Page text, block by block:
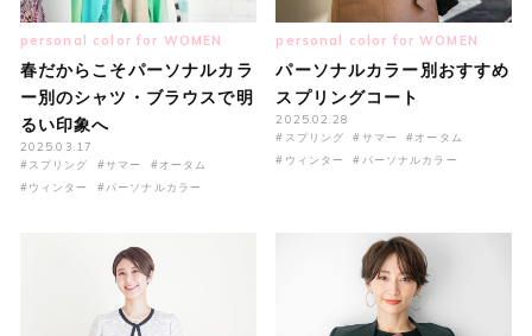
personal color for WOMEN
春だからこそパーソナルカラ
ー別のシャツ・ブラウスで明
るい印象へ
2025.03.17
#スプリング
#サマー
#オータム
#ウィンター
#パーソナルカラー
personal color for WOMEN
パーソナルカラー別おすすめ
スプリングコート
2025.02.28
#スプリング
#サマー
#オータム
#ウィンター
#パーソナルカラー